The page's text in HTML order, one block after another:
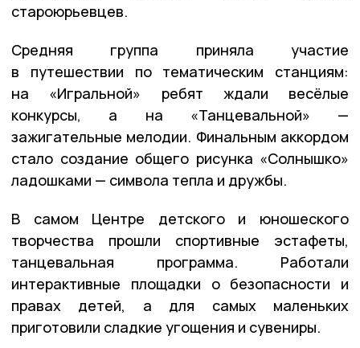
староюрьевцев.
Средняя группа приняла участие
в путешествии по тематическим станциям:
на «Игральной» ребят ждали весёлые
конкурсы, а на «Танцевальной» —
зажигательные мелодии. Финальным аккордом
стало создание общего рисунка «Солнышко»
ладошками — символа тепла и дружбы.
В самом Центре детского и юношеского
творчества прошли спортивные эстафеты,
танцевальная программа. Работали
интерактивные площадки о безопасности и
правах детей, а для самых маленьких
приготовили сладкие угощения и сувениры.